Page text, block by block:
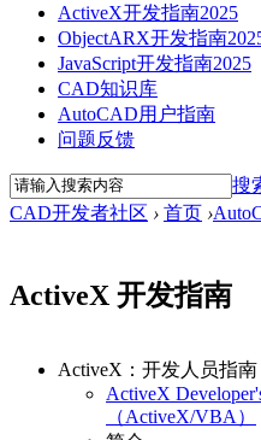
ActiveX开发指南2025
ObjectARX开发指南
JavaScript开发指南2025
CAD知识库
AutoCAD用户指南
问题反馈
搜
CAD开发者社区 › 首页 ›
ActiveX 开发指南
ActiveX：开发人员指南
ActiveX
（ActiveX/VBA）